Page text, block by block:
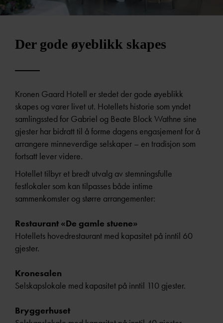
Der gode øyeblikk skapes
Kronen Gaard Hotell er stedet der gode øyeblikk
skapes og varer livet ut. Hotellets historie som yndet
samlingssted for Gabriel og Beate Block Wathne sine
gjester har bidratt til å forme dagens engasjement for å
arrangere minneverdige selskaper – en tradisjon som
fortsatt lever videre.
Hotellet tilbyr et bredt utvalg av stemningsfulle
festlokaler som kan tilpasses både intime
sammenkomster og større arrangementer:
Restaurant «De gamle stuene»
Hotellets hovedrestaurant med kapasitet på inntil 60
gjester.
Kronesalen
Selskapslokale med kapasitet på inntil 110 gjester.
Bryggerhuset